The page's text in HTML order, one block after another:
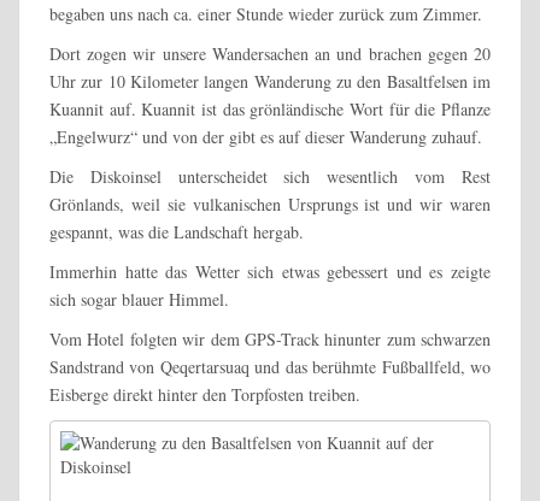
begaben uns nach ca. einer Stunde wieder zurück zum Zimmer.
Dort zogen wir unsere Wandersachen an und brachen gegen 20
Uhr zur 10 Kilometer langen Wanderung zu den Basaltfelsen im
Kuannit auf. Kuannit ist das grönländische Wort für die Pflanze
„Engelwurz“ und von der gibt es auf dieser Wanderung zuhauf.
Die Diskoinsel unterscheidet sich wesentlich vom Rest
Grönlands, weil sie vulkanischen Ursprungs ist und wir waren
gespannt, was die Landschaft hergab.
Immerhin hatte das Wetter sich etwas gebessert und es zeigte
sich sogar blauer Himmel.
Vom Hotel folgten wir dem GPS-Track hinunter zum schwarzen
Sandstrand von Qeqertarsuaq und das berühmte Fußballfeld, wo
Eisberge direkt hinter den Torpfosten treiben.